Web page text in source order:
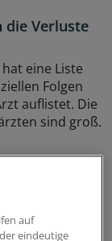
die Verluste
eine Liste
Folgen
auflistet. Die
sind groß.
wird in
auf
eindeutige